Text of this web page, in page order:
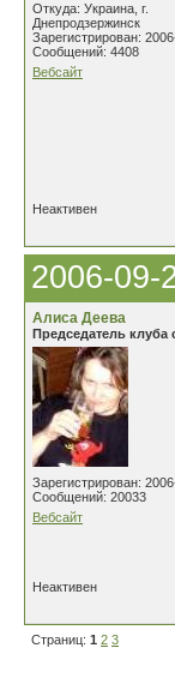
Откуда: Украина, г.
Днепродзержинск
Зарегистрирован:
Сообщений: 4408
Вебсайт
Неактивен
2006-09-
Алиса Деева
Председатель клуба
Зарегистрирован:
Сообщений: 20033
Вебсайт
Неактивен
Страниц: 1 2 3